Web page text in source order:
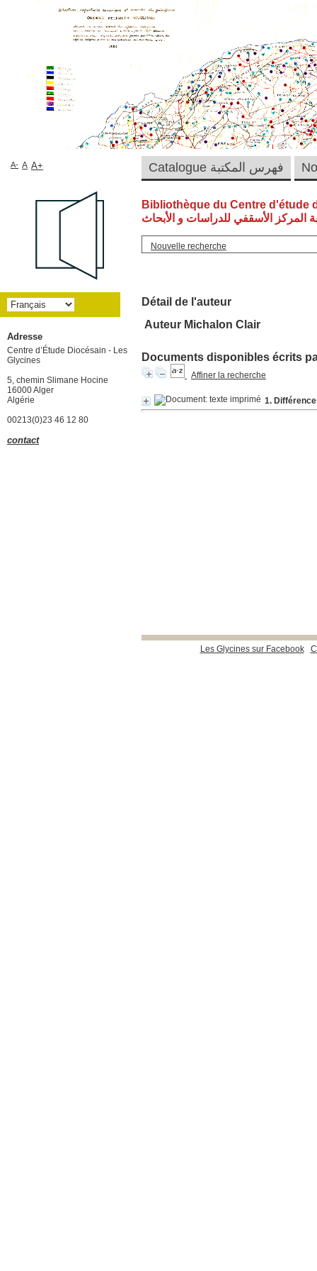
Bibliothèque du Centre d'étude
المركز الأسقفي للدراسات و الأبحاث
Nouvelle recherche
Détail de l'auteur
Auteur Michalon Clair
Documents disponibles écrits
Affiner la recherche
1.
Les Glycines sur Facebook
Catalogue فهرس المكتبة A- A A+
Adresse
Centre d’Étude Diocésain - Les
Glycines
5, chemin Slimane Hocine
16000 Alger
Algérie
00213(0)23 46 12 80
contact